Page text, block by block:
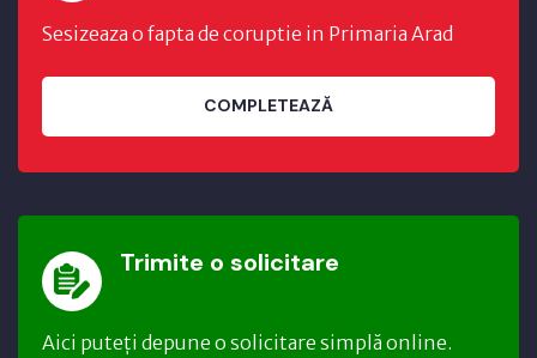
Sesizeaza o fapta de coruptie in Primaria Arad
COMPLETEAZĂ
Trimite o solicitare
Aici puteți depune o solicitare simplă online.